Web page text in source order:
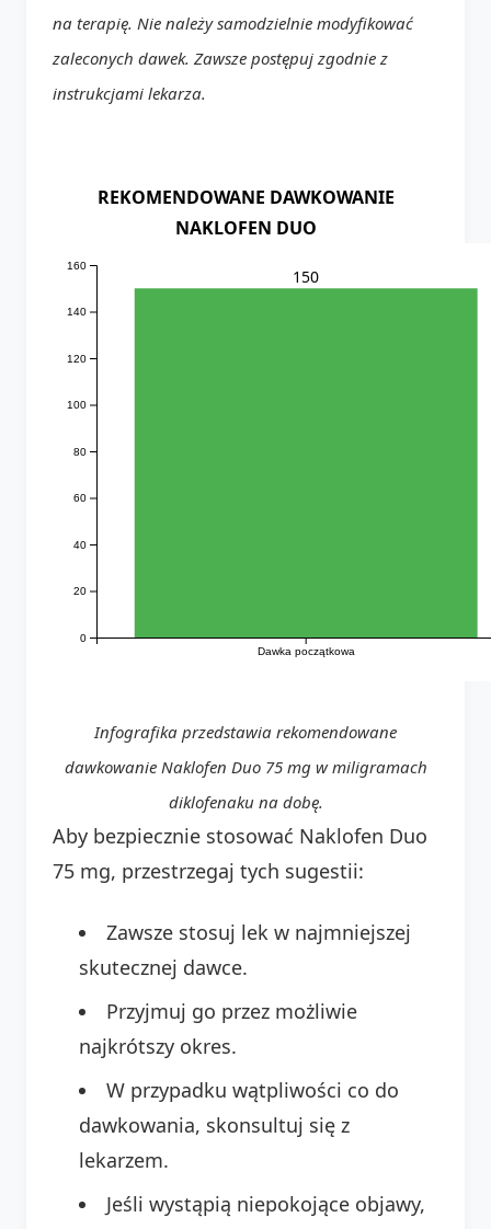
na terapię. Nie należy samodzielnie modyfikować
zaleconych dawek. Zawsze postępuj zgodnie z
instrukcjami lekarza.
REKOMENDOWANE DAWKOWANIE
NAKLOFEN DUO
Dawka początkowa
0
20
40
60
80
100
120
140
160
150
Infografika przedstawia rekomendowane
dawkowanie Naklofen Duo 75 mg w miligramach
diklofenaku na dobę.
Aby bezpiecznie stosować Naklofen Duo
75 mg, przestrzegaj tych sugestii:
Zawsze stosuj lek w najmniejszej
skutecznej dawce.
Przyjmuj go przez możliwie
najkrótszy okres.
W przypadku wątpliwości co do
dawkowania, skonsultuj się z
lekarzem.
Jeśli wystąpią niepokojące objawy,